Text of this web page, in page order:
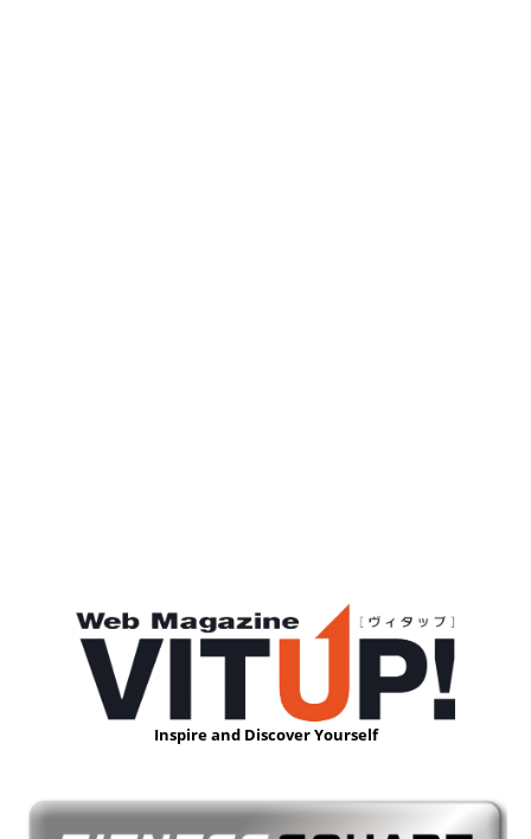
Inspire and Discover Yourself